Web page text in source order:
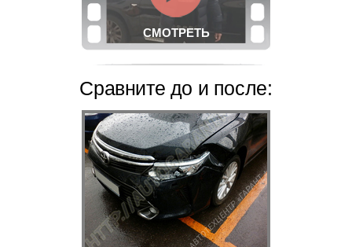
СМОТРЕТЬ
Сравните до и после: